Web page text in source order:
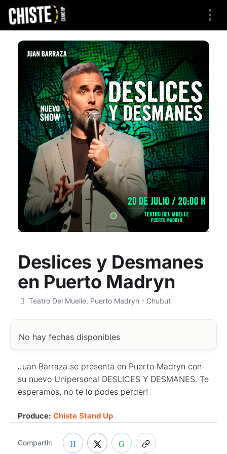
Deslices y Desmanes
en Puerto Madryn
Teatro Del Muelle, Puerto Madryn - Chubut
No hay fechas disponibles
Juan Barraza se presenta en Puerto Madryn con
su nuevo Unipersonal DESLICES Y DESMANES. Te
esperamos, no te lo podes perder!
Produce: Chiste Stand Up
Compartir: